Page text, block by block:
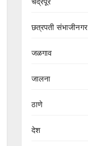
चंद्रपूर
छत्रपती संभाजीनगर
जळगाव
जालना
ठाणे
देश